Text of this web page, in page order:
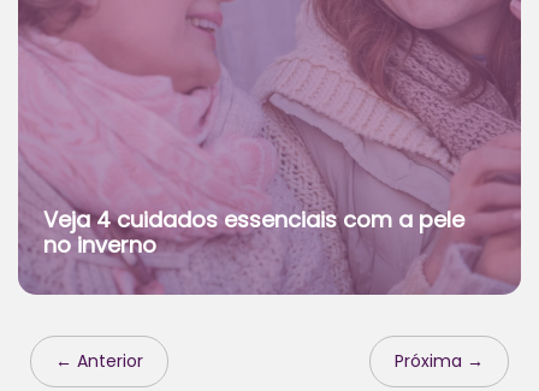
Veja 4 cuidados essenciais com a pele
no inverno
← Anterior Próxima →